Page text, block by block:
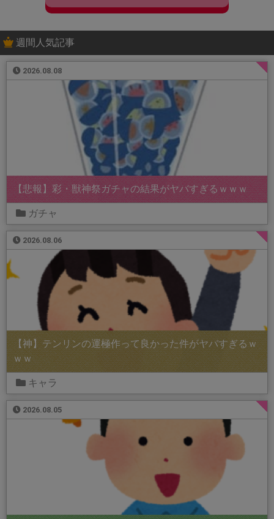
週間人気記事
2026.08.08
【悲報】彩・獣神祭ガチャの結果がヤバすぎるｗｗｗ
ガチャ
2026.08.06
【神】テンリンの運極作って良かった件がヤバすぎるｗ
ｗｗ
キャラ
2026.08.05